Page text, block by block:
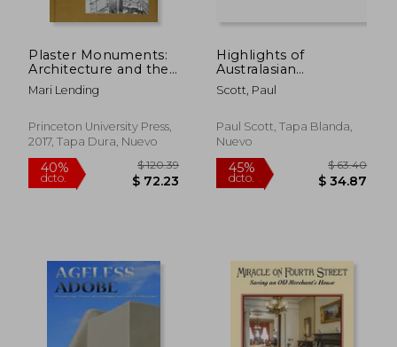
45% $ 132.43 40%
Plaster Monuments:
Architecture and the
Power of
Reproduction (en
Mari Lending
Princeton University Press,
2017, Tapa Dura, Nuevo
Highlights of
Australasian
Cathedrals: Discover
the architecture,
inspiration of
Australasian
Scott, Paul
Paul Scott, Tapa Blanda,
Nuevo